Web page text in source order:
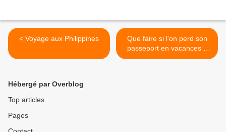
< Voyage aux Philippines
Que faire si l'on perd son
passeport en vacances ?
réponse : >
Hébergé par Overblog
Top articles
Pages